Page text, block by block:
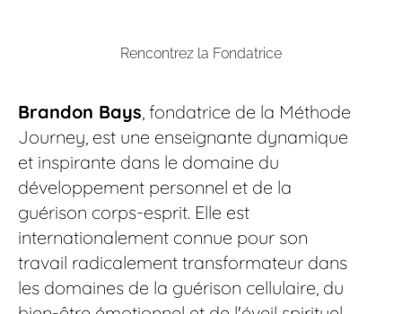
Rencontrez la Fondatrice
Brandon Bays, fondatrice de la Méthode
Journey, est une enseignante dynamique
et inspirante dans le domaine du
développement personnel et de la
guérison corps-esprit. Elle est
internationalement connue pour son
travail radicalement transformateur dans
les domaines de la guérison cellulaire, du